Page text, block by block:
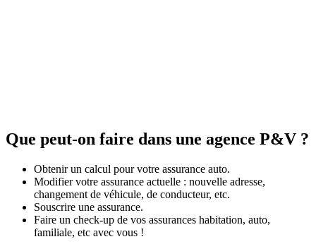
Que peut-on faire dans une agence P&V ?
Obtenir un calcul pour votre assurance auto.
Modifier votre assurance actuelle : nouvelle adresse,
changement de véhicule, de conducteur, etc.
Souscrire une assurance.
Faire un check-up de vos assurances habitation, auto,
familiale, etc avec vous !